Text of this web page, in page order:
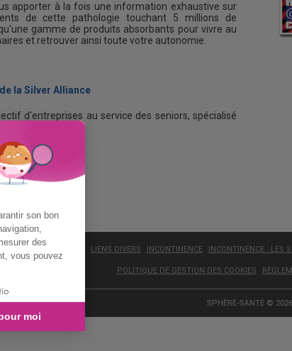
apporter à la fois une information exhaustive sur
de cette pathologie touchant 5 millions de
gamme de produits absorbants pour vivre au
et retrouver ainsi toute votre autonomie.
la Silver Alliance
d'entreprises au service des seniors, spécialisé
LIENS DIVERS INCONTINENCE INCONTINENCE : LES
POLITIQUE DE GESTION DES COOKIES
SPHÈRE-SANTÉ © 2026